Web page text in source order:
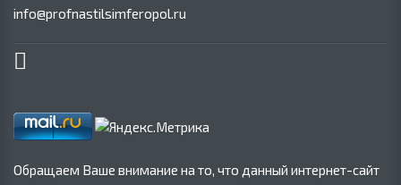
info@profnastilsimferopol.ru
Обращаем Ваше внимание на то, что данный интернет-сайт